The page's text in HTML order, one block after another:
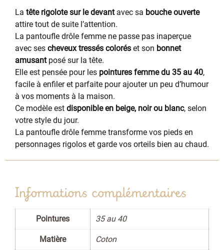
La tête rigolote sur le devantavec sa bouche ouverte
attire tout de suite l’attention.
La pantoufle drôle femme ne passe pas inaperçue
avec ses cheveux tressés colorés et son bonnet
amusantposé sur la tête.
Elle est pensée pour les pointures femme du 35 au 40,
facile à enfiler et parfaite pour ajouter un peu d’humour
à vos moments à la maison.
Ce modèle est disponible en beige, noir ou blanc, selon
votre style du jour.
La pantoufle drôle femme transforme vos pieds en
personnages rigolos et garde vos orteils bien au chaud.
Informations complémentaires
Pointures 35 au 40
Matière Coton